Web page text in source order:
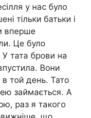
у нас було
тільки батьки і
вперше
Це було
тата брови на
Вони
в той день. Тато
займається. А
раз я такого